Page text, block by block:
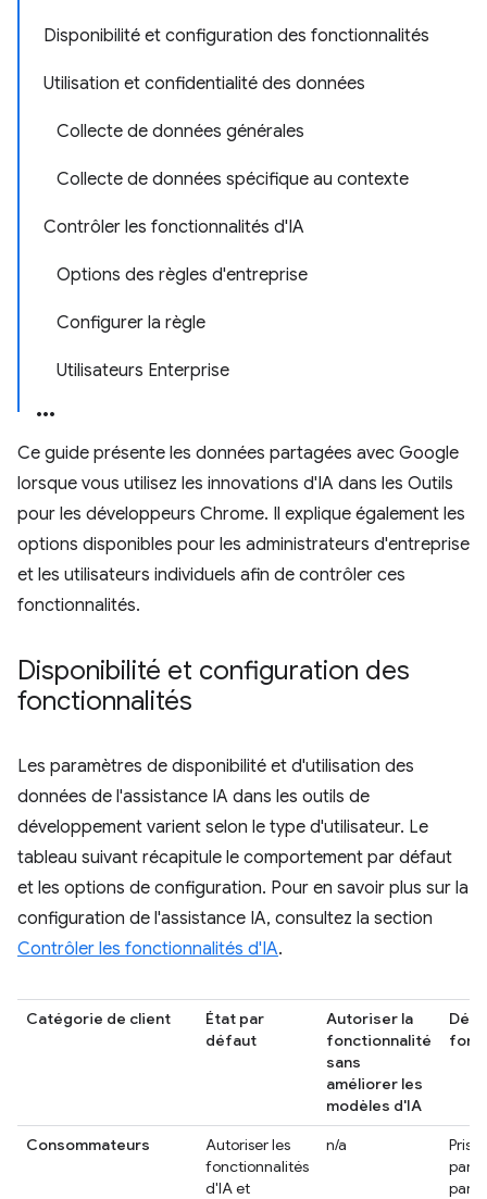
Disponibilité et configuration des fonctionnalités
Utilisation et confidentialité des données
Collecte de données générales
Collecte de données spécifique au contexte
Contrôler les fonctionnalités d'IA
Options des règles d'entreprise
Configurer la règle
Utilisateurs Enterprise
Ce guide présente les données partagées avec Google
lorsque vous utilisez les innovations d'IA dans les Outils
pour les développeurs Chrome. Il explique également les
options disponibles pour les administrateurs d'entreprise
et les utilisateurs individuels afin de contrôler ces
fonctionnalités.
Disponibilité et configuration des
fonctionnalités
Les paramètres de disponibilité et d'utilisation des
données de l'assistance IA dans les outils de
développement varient selon le type d'utilisateur. Le
tableau suivant récapitule le comportement par défaut
et les options de configuration. Pour en savoir plus sur la
configuration de l'assistance IA, consultez la section
Contrôler les fonctionnalités d'IA.
Catégorie de client
État par
défaut
Autoriser la
fonctionnalité
sans
améliorer les
modèles d'IA
Consommateurs
Autoriser les
fonctionnalités
d'IA et
n/a
Pris
par